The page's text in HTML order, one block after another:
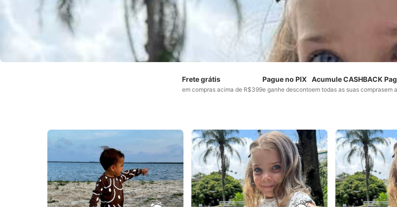
Frete grátis
em compras acima de R$399
Pague no PIX
e ganhe desconto
Acumule CASHBACK
em todas as suas comprasem